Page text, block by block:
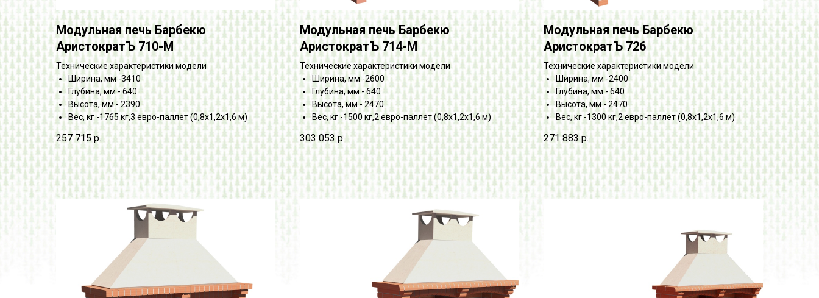
Модульная печь Барбекю
АристократЪ 710-М
Технические характеристики модели
Ширина, мм -3410
Глубина, мм - 640
Высота, мм - 2390
Вес, кг -1765 кг,3 евро-паллет (0,8х1,2х1,6 м)
257 715 р.
Модульная печь Барбекю
АристократЪ 714-М
Технические характеристики модели
Ширина, мм -2600
Глубина, мм - 640
Высота, мм - 2470
Вес, кг -1500 кг,2 евро-паллет (0,8х1,2х1,6 м)
303 053 р.
Модульная печь Барбекю
АристократЪ 726
Технические характеристики модели
Ширина, мм -2400
Глубина, мм - 640
Высота, мм - 2470
Вес, кг -1300 кг,2 евро-паллет (0,8х1,2х1,6 м)
271 883 р.